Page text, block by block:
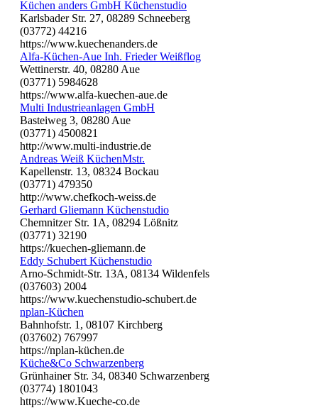
Küchen anders GmbH Küchenstudio
Karlsbader Str. 27, 08289 Schneeberg
(03772) 44216
https://www.kuechenanders.de
Alfa-Küchen-Aue Inh. Frieder Weißflog
Wettinerstr. 40, 08280 Aue
(03771) 5984628
https://www.alfa-kuechen-aue.de
Multi Industrieanlagen GmbH
Basteiweg 3, 08280 Aue
(03771) 4500821
http://www.multi-industrie.de
Andreas Weiß KüchenMstr.
Kapellenstr. 13, 08324 Bockau
(03771) 479350
http://www.chefkoch-weiss.de
Gerhard Gliemann Küchenstudio
Chemnitzer Str. 1A, 08294 Lößnitz
(03771) 32190
https://kuechen-gliemann.de
Eddy Schubert Küchenstudio
Arno-Schmidt-Str. 13A, 08134 Wildenfels
(037603) 2004
https://www.kuechenstudio-schubert.de
nplan-Küchen
Bahnhofstr. 1, 08107 Kirchberg
(037602) 767997
https://nplan-küchen.de
Küche&Co Schwarzenberg
Grünhainer Str. 34, 08340 Schwarzenberg
(03774) 1801043
https://www.Kueche-co.de